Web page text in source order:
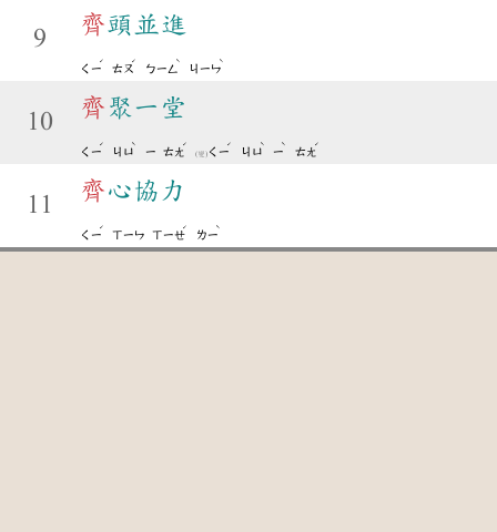
9
齊頭並進
ㄑㄧ
ˊ
ㄊㄡ
ˊ
ㄅㄧㄥ
ˋ
ㄐㄧㄣ
ˋ
10
齊 聚一堂
ㄑㄧ
ˊ
ㄐㄩ
ˋ
ㄧ ㄊㄤ
ˊ
(變) ㄑㄧ
ˊ
ㄐㄩ
ˋ
ㄧ
ˋ
ㄊㄤ
ˊ
11
齊心協力
ㄑㄧ
ˊ
ㄒㄧㄣ ㄒㄧㄝ
ˊ
ㄌㄧ
ˋ